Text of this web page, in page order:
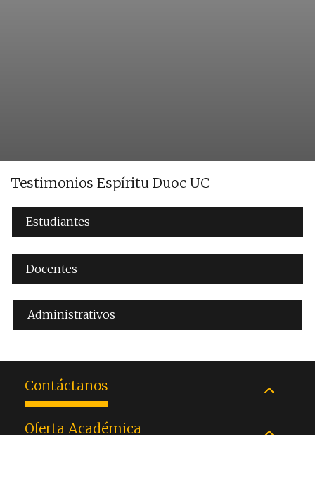
Testimonios Espíritu Duoc UC
Estudiantes
Docentes
Administrativos
Contáctanos
Oferta Académica